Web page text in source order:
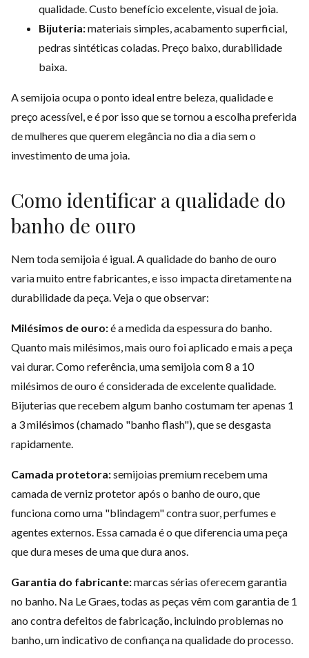
qualidade. Custo benefício excelente, visual de joia.
Bijuteria:materiais simples, acabamento superficial,
pedras sintéticas coladas. Preço baixo, durabilidade
baixa.
A semijoia ocupa o ponto ideal entre beleza, qualidade e
preço acessível, e é por isso que se tornou a escolha preferida
de mulheres que querem elegância no dia a dia sem o
investimento de uma joia.
Como identificar a qualidade do
banho de ouro
Nem toda semijoia é igual. A qualidade do banho de ouro
varia muito entre fabricantes, e isso impacta diretamente na
durabilidade da peça. Veja o que observar:
Milésimos de ouro:é a medida da espessura do banho.
Quanto mais milésimos, mais ouro foi aplicado e mais a peça
vai durar. Como referência, uma semijoia com 8 a 10
milésimos de ouro é considerada de excelente qualidade.
Bijuterias que recebem algum banho costumam ter apenas 1
a 3 milésimos (chamado "banho flash"), que se desgasta
rapidamente.
Camada protetora:semijoias premium recebem uma
camada de verniz protetor após o banho de ouro, que
funciona como uma "blindagem" contra suor, perfumes e
agentes externos. Essa camada é o que diferencia uma peça
que dura meses de uma que dura anos.
Garantia do fabricante:marcas sérias oferecem garantia
no banho. Na Le Graes, todas as peças vêm com garantia de 1
ano contra defeitos de fabricação, incluindo problemas no
banho, um indicativo de confiança na qualidade do processo.